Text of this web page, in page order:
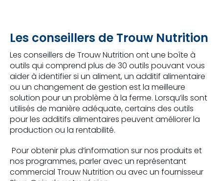
Les conseillers de Trouw Nutrition
Les conseillers de TrouwNutrition ont une boîte à
outils qui comprend plus de 30 outils pouvant vous
aider à identifier si un aliment, un additif alimentaire
ou un changement de gestion est la meilleure
solution pour un problème à la ferme. Lorsqu’ils sont
utilisés de manière adéquate, certains des outils
pour les additifs alimentaires peuvent améliorer la
production ou la rentabilité.
Pour obtenir plus d’information surnos produits et
nos programmes, parler avec un représentant
commercial Trouw Nutrition ou avec un fournisseur